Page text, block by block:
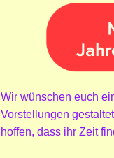
Wir wünschen euch
Vorstellungen
hoffen, dass ihr Zeit